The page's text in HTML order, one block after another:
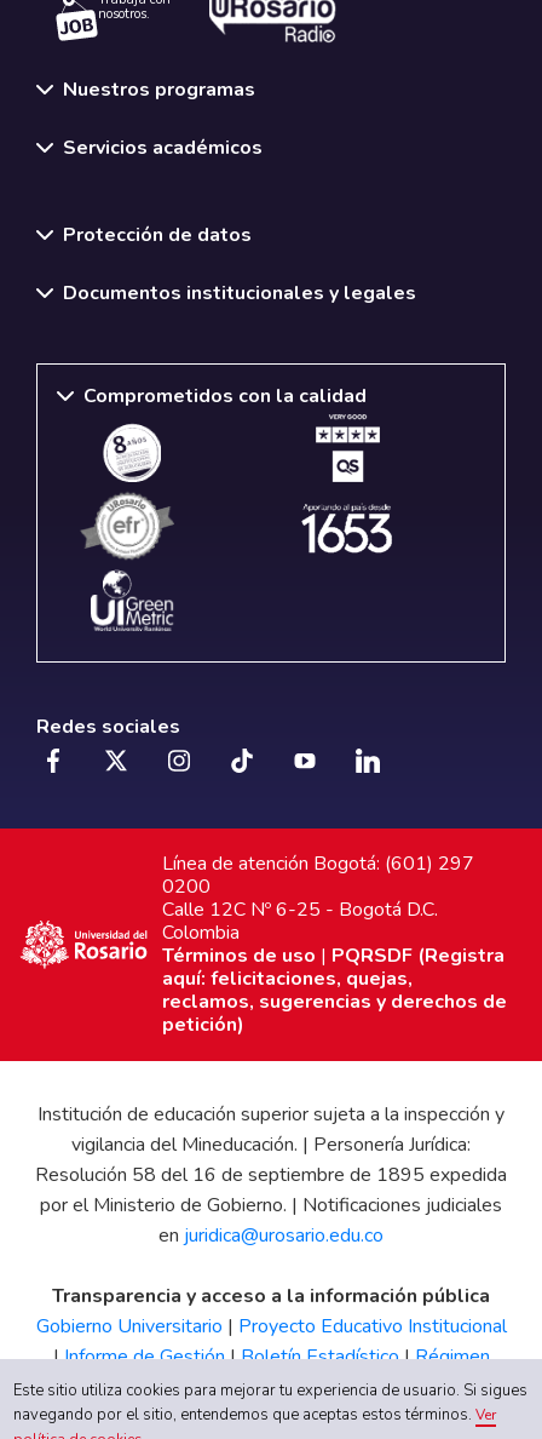
nosotros.
Nuestros programas
Servicios académicos
Protección de datos
Documentos institucionales y legales
Comprometidos con la calidad
Redes sociales
Línea de atención Bogotá: (601) 297
0200
Calle 12C Nº 6-25 - Bogotá D.C.
Colombia
Términos de uso | PQRSDF (Registra
aquí: felicitaciones, quejas,
reclamos, sugerencias y derechos de
petición)
Institución de educación superior sujeta a la inspección y
vigilancia del Mineducación. | Personería Jurídica:
Resolución 58 del 16 de septiembre de 1895 expedida
por el Ministerio de Gobierno. | Notificaciones judiciales
en juridica@urosario.edu.co
Transparencia y acceso a la información pública
Gobierno Universitario | Proyecto Educativo Institucional
|Informe de Gestión|Boletín Estadístico|Régimen
Tributario|Estados Financieros |Código de Ética| Canal
de Integridad UR
Este sitio utiliza cookies para mejorar tu experiencia de usuario. Si sigues
navegando por el sitio, entendemos que aceptas estos términos.Ver